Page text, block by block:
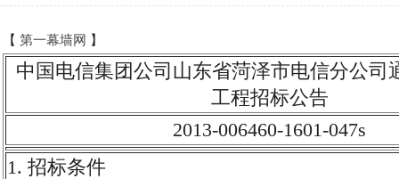
【 第一幕墙网 】
中国电信集团公司山东省菏泽市电信分公司
工程招标公告
2013-006460-1601-047s
1. 招标条件